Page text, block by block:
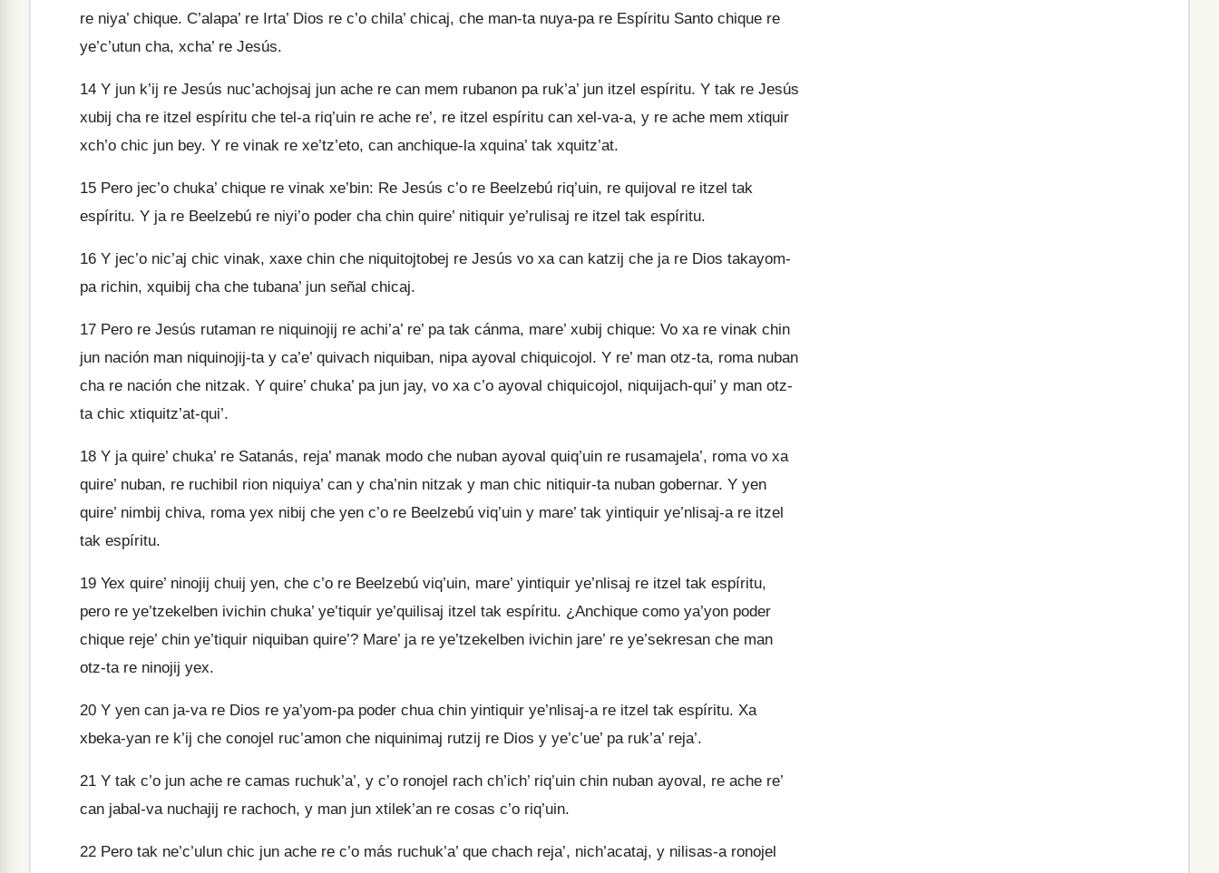
re niya’ chique. C’alapa’ re Irta’ Dios re c’o chila’ chicaj, che man-ta nuya-pa re Espíritu Santo chique re
ye’c’utun cha, xcha’ re Jesús.
14 Y jun k’ij re Jesús nuc’achojsaj jun ache re can mem rubanon pa ruk’a’ jun itzel espíritu. Y tak re Jesús
xubij cha re itzel espíritu che tel-a riq’uin re ache re’, re itzel espíritu can xel-va-a, y re ache mem xtiquir
xch’o chic jun bey. Y re vinak re xe’tz’eto, can anchique-la xquina’ tak xquitz’at.
15 Pero jec’o chuka’ chique re vinak xe’bin: Re Jesús c’o re Beelzebú riq’uin, re quijoval re itzel tak
espíritu. Y ja re Beelzebú re niyi’o poder cha chin quire’ nitiquir ye’rulisaj re itzel tak espíritu.
16 Y jec’o nic’aj chic vinak, xaxe chin che niquitojtobej re Jesús vo xa can katzij che ja re Dios takayom-
pa richin, xquibij cha che tubana’ jun señal chicaj.
17 Pero re Jesús rutaman re niquinojij re achi’a’ re’ pa tak cánma, mare’ xubij chique: Vo xa re vinak chin
jun nación man niquinojij-ta y ca’e’ quivach niquiban, nipa ayoval chiquicojol. Y re’ man otz-ta, roma nuban
cha re nación che nitzak. Y quire’ chuka’ pa jun jay, vo xa c’o ayoval chiquicojol, niquijach-qui’ y man otz-
ta chic xtiquitz’at-qui’.
18 Y ja quire’ chuka’ re Satanás, reja’ manak modo che nuban ayoval quiq’uin re rusamajela’, roma vo xa
quire’ nuban, re ruchibil rion niquiya’ can y cha’nin nitzak y man chic nitiquir-ta nuban gobernar. Y yen
quire’ nimbij chiva, roma yex nibij che yen c’o re Beelzebú viq’uin y mare’ tak yintiquir ye’nlisaj-a re itzel
tak espíritu.
19 Yex quire’ ninojij chuij yen, che c’o re Beelzebú viq’uin, mare’ yintiquir ye’nlisaj re itzel tak espíritu,
pero re ye’tzekelben ivichin chuka’ ye’tiquir ye’quilisaj itzel tak espíritu. ¿Anchique como ya’yon poder
chique reje’ chin ye’tiquir niquiban quire’? Mare’ ja re ye’tzekelben ivichin jare’ re ye’sekresan che man
otz-ta re ninojij yex.
20 Y yen can ja-va re Dios re ya’yom-pa poder chua chin yintiquir ye’nlisaj-a re itzel tak espíritu. Xa
xbeka-yan re k’ij che conojel ruc’amon che niquinimaj rutzij re Dios y ye’c’ue’ pa ruk’a’ reja’.
21 Y tak c’o jun ache re camas ruchuk’a’, y c’o ronojel rach ch’ich’ riq’uin chin nuban ayoval, re ache re’
can jabal-va nuchajij re rachoch, y man jun xtilek’an re cosas c’o riq’uin.
22 Pero tak ne’c’ulun chic jun ache re c’o más ruchuk’a’ que chach reja’, nich’acataj, y nilisas-a ronojel